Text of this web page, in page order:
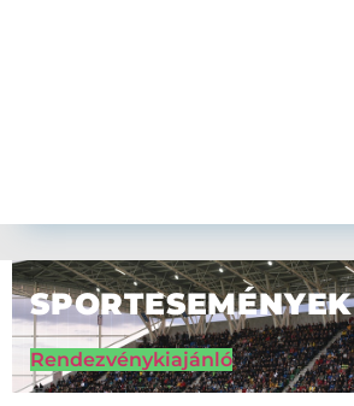
SPORTESEMÉNYEK
Rendezvénykiajánló